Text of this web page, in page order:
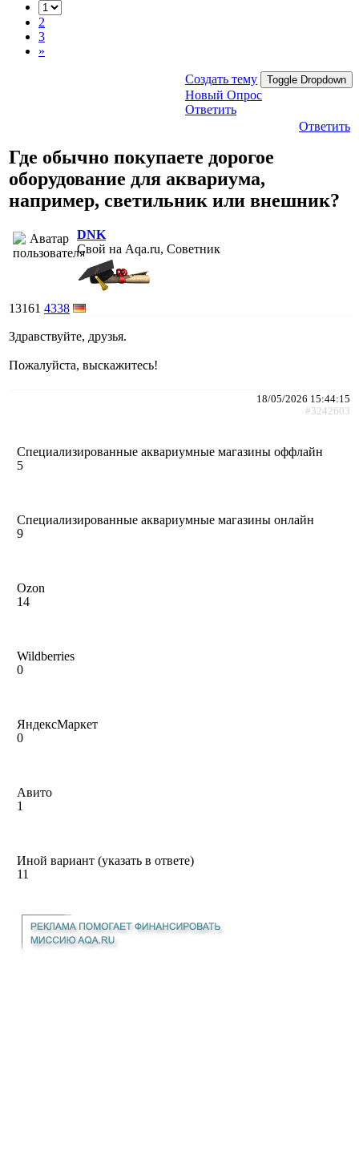
2
3
»
Создать тему Toggle Dropdown
Новый Опрос
Ответить
Ответить
Где обычно покупаете дорогое
оборудование для аквариума,
например, светильник или внешник?
DNK
Свой на Aqa.ru, Советник
13161 4338
Здравствуйте, друзья.
Пожалуйста, выскажитесь!
18/05/2026 15:44:15
#3242603
Специализированные аквариумные магазины оффлайн
5
Специализированные аквариумные магазины онлайн
9
Ozon
14
Wildberries
0
ЯндексМаркет
0
Авито
1
Иной вариант (указать в ответе)
11